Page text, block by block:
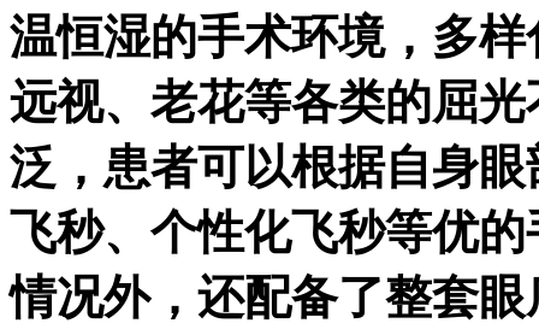
温恒湿的手术环境，多
远视、老花等各类的屈
泛，患者可以根据自身
飞秒、个性化飞秒等优
情况外，还配备了整套